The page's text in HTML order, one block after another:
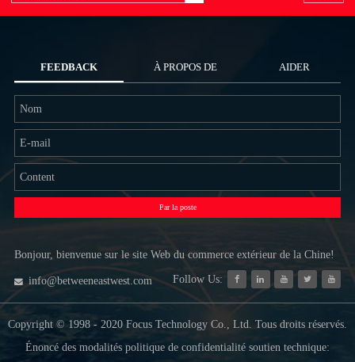
FEEDBACK À PROPOS DE
NOUS
AIDER
Par la poste
Bonjour, bienvenue sur le site Web du commerce extérieur de la Chine!
info@betweeneastwest.com Follow Us:
Copyright © 1998 - 2020 Focus Technology Co., Ltd. Tous droits réservés.
Énoncé des modalités politique de confidentialité soutien technique: